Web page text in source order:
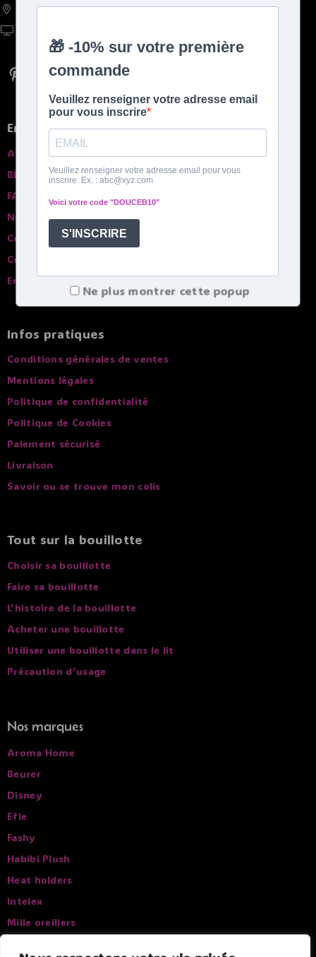
France, Belgique, Suisse, Luxembourg
En savoir plus
A propros
Blog
FAQ
Nos garanties
Contactez-nous
Comparatif des bouillottes
English spoken
Infos pratiques
Conditions générales de ventes
Mentions légales
Politique de confidentialité
Politique de Cookies
Paiement sécurisé
Livraison
Savoir ou se trouve mon colis
Tout sur la bouillotte
Choisir sa bouillotte
Faire sa bouillotte
L'histoire de la bouillotte
Acheter une bouillotte
Utiliser une bouillotte dans le lit
Précaution d'usage
Nos marques
Aroma Home
Beurer
Disney
Efie
Fashy
Habibi Plush
Heat holders
Intelex
Mille oreillers
Ne plus montrer cette popup